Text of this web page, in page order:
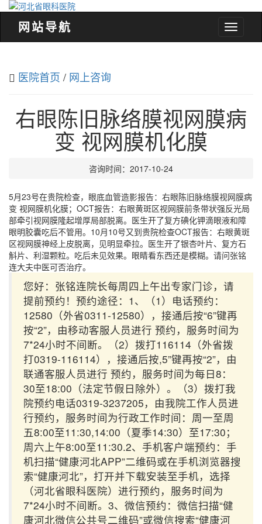
河
北
网站导航
医院首页 / 网上咨询
右眼陈旧脉络膜视网膜病
变 视网膜机化膜
咨询时间：2017-10-24
5月23号在贵院检查，眼底血管造影报告：右眼陈旧脉络膜视网膜病
变 视网膜机化膜；OCT报告：右眼黄斑区视网膜前条带状强反光局
部牵引视网膜隆起增厚局部脱离。医生开了复方碘化钾滴眼液和障
眼明胶囊吃后不管用。10月10号又到贵院检查OCT报告：右眼黄斑
区视网膜神经上皮脱离，见明显牵拉。医生开了银杏叶片、复方石
斛片、利湿颗粒。吃后未见效果。眼睛看东西还是模糊。请问张铭
连大夫中医可否治疗。
您好：张铭连院长每周四上午出专家门诊，请
提前预约！预约途径：1、（1）电话预约：
12580（外省0311-12580），接通后按“6”键再
按“2”，由移动客服人员进行 预约，服务时间为
7*24小时不间断。（2）拨打116114（外省拨
打0319-116114），接通后按,5”键再按“2”，由
联通客服人员进行 预约，服务时间为每日8：
30至18:00（法定节假日除外）。（3）拨打我
院预约电话0319-3237205，由我院工作人员进
行预约，服务时间为行政工作时间：周一至周
五8:00至11:30,14:00（夏季14:30）至17:30；
周六上午8:00至11:30.2、手机客户端预约：手
机扫描“健康河北APP”二维码或在手机浏览器搜
索“健康河北”，打开并下载安装至手机，选择
（河北省眼科医院）进行预约，服务时间为
7*24小时不间断。3、微信预约：微信扫描“健
康河北微信公共号二维码”或微信搜索“健康河